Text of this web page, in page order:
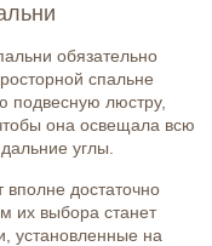
обязательно
спальне
подвесную люстру,
она освещала всю
углы.
достаточно
их выбора станет
установленные на